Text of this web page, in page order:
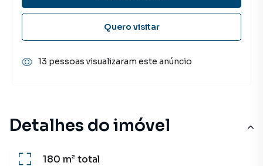
Detalhes do imóvel
180 m²total
Quero visitar
13 pessoas visualizaram este anúncio